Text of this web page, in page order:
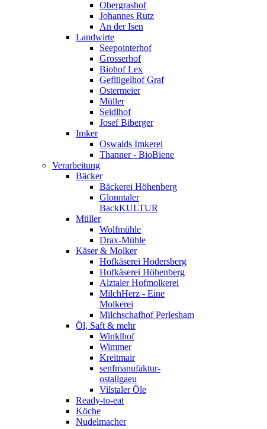
Obergrashof
Johannes Rutz
An der Isen
Landwirte
Seepointerhof
Grosserhof
Biohof Lex
Geflügelhof Graf
Ostermeier
Müller
Seidlhof
Josef Biberger
Imker
Oswalds Imkerei
Thanner - BioBiene
Verarbeitung
Bäcker
Bäckerei Höhenberg
Glonntaler
BackKULTUR
Müller
Wolfmühle
Drax-Mühle
Käser & Molker
Hofkäserei Hodersberg
Hofkäserei Höhenberg
Alztaler Hofmolkerei
MilchHerz - Eine
Molkerei
Milchschafhof Perlesham
Öl, Saft & mehr
Winklhof
Wimmer
Kreitmair
senfmanufaktur-
ostallgaeu
Vilstaler Öle
Ready-to-eat
Köche
Nudelmacher